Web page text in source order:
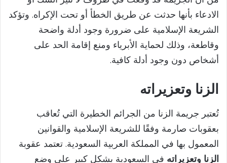
الادعاء بأنها حدثت عن طريق الخطأ أو تحت الإكراه. وتؤكد
الشريعة الإسلامية على ضرورة وجود أدلة واضحة
وقاطعة، وذلك لحماية الأبرياء ومنع إقامة الحد على
أشخاص دون وجود أدلة كافية.
الزنا وتعزيراته
تُعتبر جريمة الزنا من الجرائم الخطيرة التي تُعاقب
بعقوبات صارمة وفقًا للشريعة الإسلامية والقوانين
المعمول بها في المملكة العربية السعودية. تعتمد عقوبة
الزنا وتعزيراته في السعودية بشكل كبير على وضع